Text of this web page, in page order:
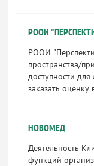
РООИ
РООИ
пространства/
доступности
заказать оценку
НОВОМЕД
Деятельность
функций